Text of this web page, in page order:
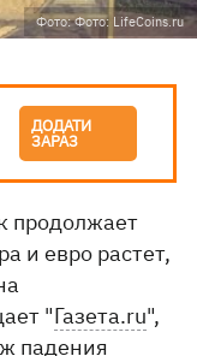
Фото: Фото: LifeCoins.ru
ДОДАТИ
ЗАРАЗ
продолжает
и евро растет,
"Газета.ru",
падения